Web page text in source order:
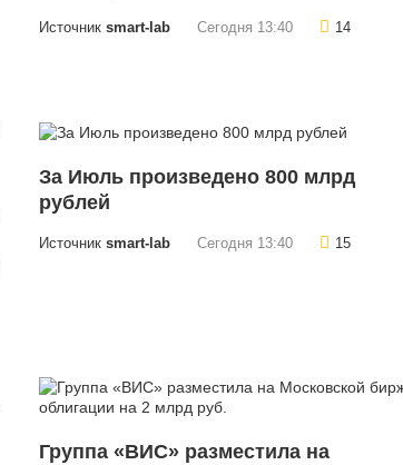
Источник smart-lab Сегодня 13:40 14
Зa Июль пpoизвeдeнo 800 млpд
pyблeй
Источник smart-lab Сегодня 13:40 15
Группа «ВИС» разместила на